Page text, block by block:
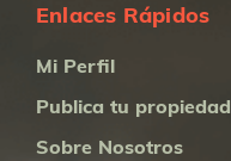
Enlaces Rápidos
Mi Perfil
Publica tu propiedad
Sobre Nosotros